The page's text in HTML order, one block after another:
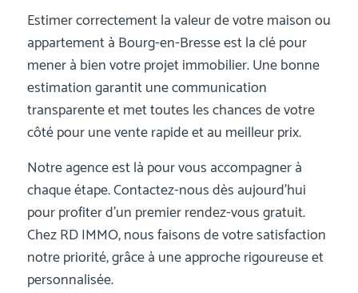
Estimer correctement la valeur de votre maison ou
appartement à Bourg-en-Bresse est la clé pour
mener à bien votre projet immobilier. Une bonne
estimation garantit une communication
transparente et met toutes les chances de votre
côté pour une vente rapide et au meilleur prix.
Notre agence est là pour vous accompagner à
chaque étape. Contactez-nous dès aujourd’hui
pour profiter d’un premier rendez-vous gratuit.
Chez RD IMMO, nous faisons de votre satisfaction
notre priorité, grâce à une approche rigoureuse et
personnalisée.